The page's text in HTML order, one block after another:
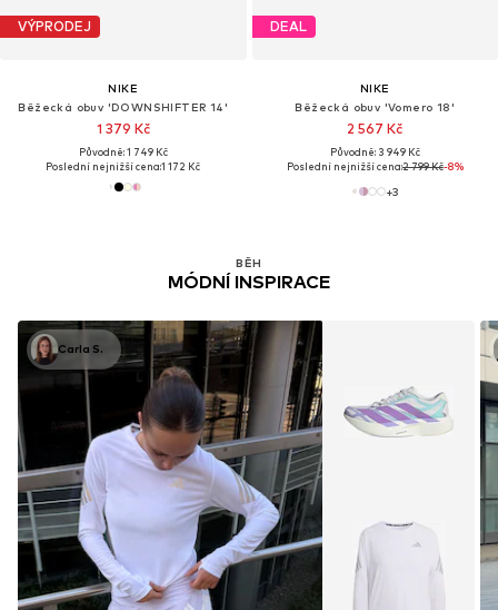
VÝPRODEJ
NIKE
Běžecká obuv 'DOWNSHIFTER 14'
1 379 Kč
Původně: 1 749 Kč
Poslední nejnižší cena:1 172 Kč
DEAL
NIKE
Běžecká obuv 'Vomero 18'
2 567 Kč
Původně: 3 949 Kč
Poslední nejnižší cena:2 799 Kč-8%
+3
BĚH
MÓDNÍ INSPIRACE
Carla S.